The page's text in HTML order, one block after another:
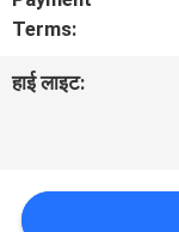
का
दौरा
नियंत्रण
Terms:
हाई लाइट: